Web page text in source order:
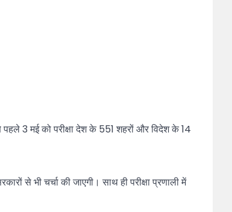
पहले 3 मई को परीक्षा देश के 551 शहरों और विदेश के 14
से भी चर्चा की जाएगी। साथ ही परीक्षा प्रणाली में